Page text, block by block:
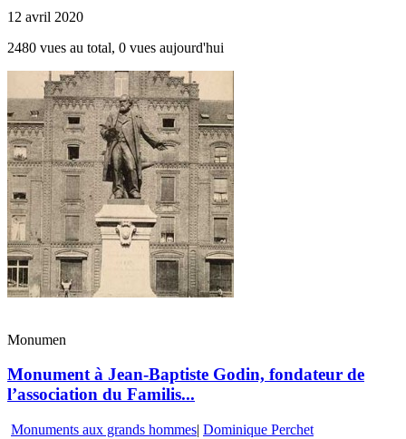
12 avril 2020
2480 vues au total, 0 vues aujourd'hui
Monumen
Monument à Jean-Baptiste Godin, fondateur de
l’association du Familis...
Monuments aux grands hommes| Dominique Perchet